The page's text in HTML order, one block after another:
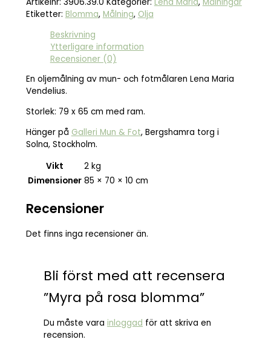
Etiketter: Blomma, Målning, Olja
Beskrivning
Ytterligare information
Recensioner (0)
En oljemålning av mun- och fotmålaren Lena Maria
Vendelius.
Storlek: 79 x 65 cm med ram.
Hänger på Galleri Mun & Fot, Bergshamra torg i
Solna, Stockholm.
Vikt
2 kg
Dimensioner 85 × 70 × 10 cm
Recensioner
Det finns inga recensioner än.
Bli först med att recensera
”Myra på rosa blomma”
Du måste vara inloggad för att skriva en
recension.